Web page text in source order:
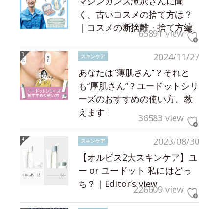
く、古いコスメの捨て方は？
｜コスメの断捨離・捨て方編
65891 view
2024/11/27
スキンケア
あなたは“薄肌さん”？それと
も“厚肌さん”？ユードットシリ
ーズのおすすめの使い方、教
えます！
36583 view
2023/08/30
スキンケア
【オルビス2大スキンケア】ユ
ー or ユードット 私にはどっ
ち？｜Editor’s view226609 view